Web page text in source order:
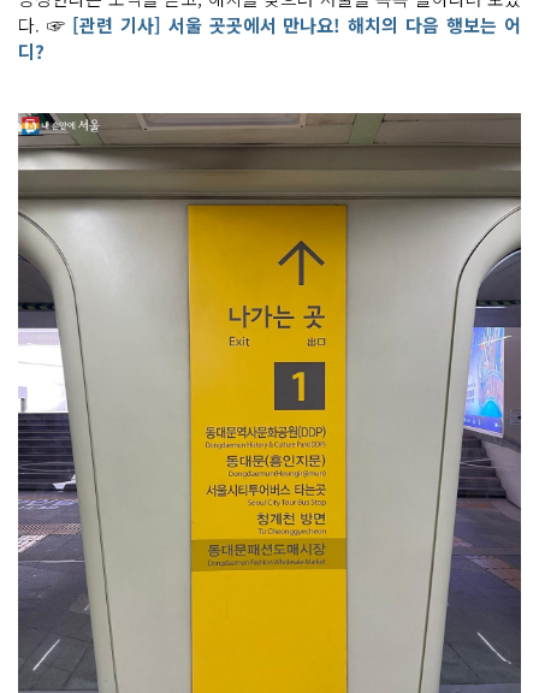
다. ☞[관련 기사] 서울 곳곳에서 만나요! 해치의 다음 행보는 어
디?